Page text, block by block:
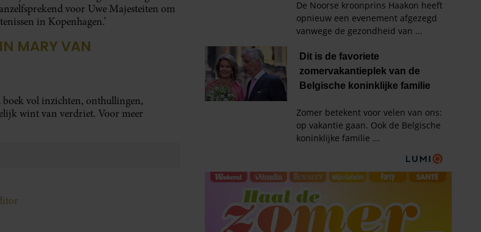
voor Uwe Majesteiten om
in Kopenhagen.’
MARY VAN
boek vol inzichten, onthullingen,
wint van verdriet. Voor meer